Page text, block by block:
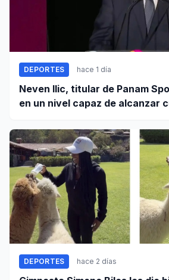
DEPORTES hace 1 día
Neven Ilic, titular de Panam
en un nivel capaz de alcanzar
DEPORTES hace 2 días